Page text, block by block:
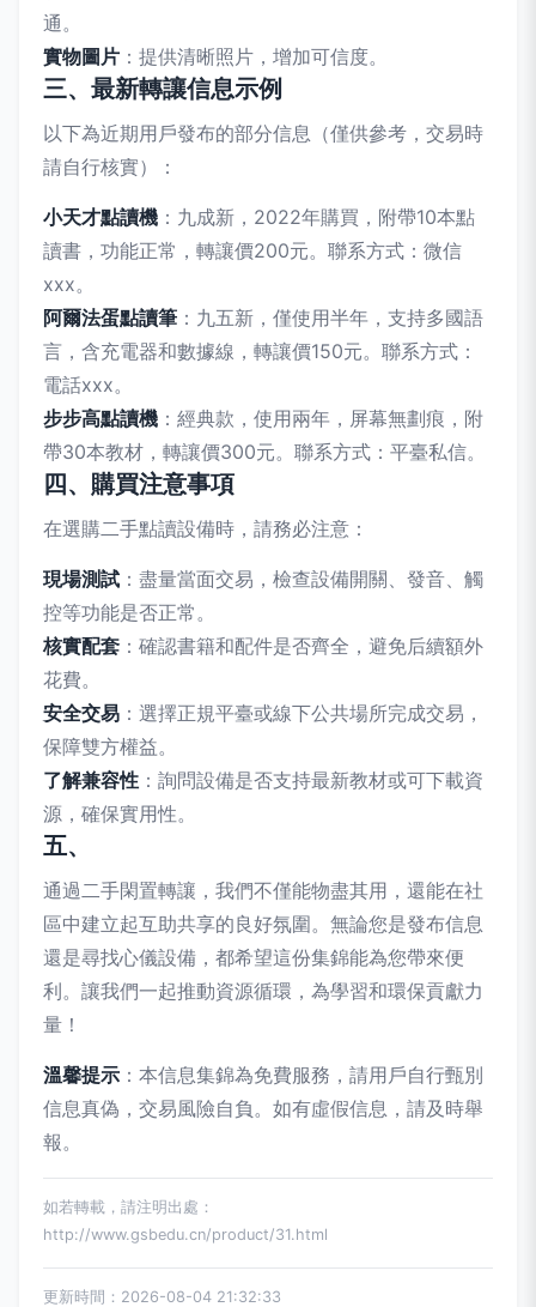
通。
實物圖片 ：提供清晰照片，增加可信度。
三、最新轉讓信息示例
以下為近期用戶發布的部分信息（僅供參考，交易時
請自行核實）：
小天才點讀機 ：九成新，2022年購買，附帶10本點
讀書，功能正常，轉讓價200元。聯系方式：微信
xxx。
阿爾法蛋點讀筆 ：九五新，僅使用半年，支持多國語
言，含充電器和數據線，轉讓價150元。聯系方式：
電話xxx。
步步高點讀機 ：經典款，使用兩年，屏幕無劃痕，附
帶30本教材，轉讓價300元。聯系方式：平臺私信。
四、購買注意事項
在選購二手點讀設備時，請務必注意：
現場測試 ：盡量當面交易，檢查設備開關、發音、觸
控等功能是否正常。
核實配套 ：確認書籍和配件是否齊全，避免后續額外
花費。
安全交易 ：選擇正規平臺或線下公共場所完成交易，
保障雙方權益。
了解兼容性 ：詢問設備是否支持最新教材或可下載資
源，確保實用性。
五、
通過二手閑置轉讓，我們不僅能物盡其用，還能在社
區中建立起互助共享的良好氛圍。無論您是發布信息
還是尋找心儀設備，都希望這份集錦能為您帶來便
利。讓我們一起推動資源循環，為學習和環保貢獻力
量！
溫馨提示 ：本信息集錦為免費服務，請用戶自行甄別
信息真偽，交易風險自負。如有虛假信息，請及時舉
報。
如若轉載，請注明出處：
http://www.gsbedu.cn/product/31.html
更新時間：2026-08-04 21:32:33